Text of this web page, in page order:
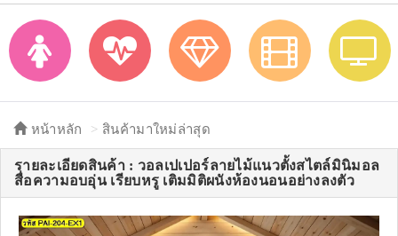
หน้าหลัก สินค้ามาใหม่ล่าสุด
รายละเอียดสินค้า : วอลเปเปอร์ลายไม้แนวตั้งสไตล์มินิมอล
สื่อความอบอุ่น เรียบหรู เติมมิติผนังห้องนอนอย่างลงตัว